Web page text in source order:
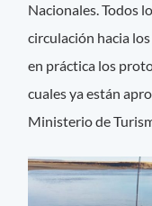
Nacionales. Todos
circulación hacia
en práctica los
cuales ya están
Ministerio de